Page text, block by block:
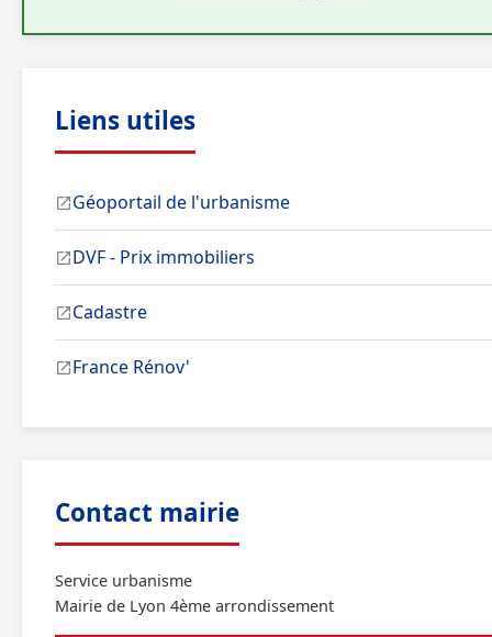
Liens utiles
Géoportail de l'urbanisme
DVF - Prix immobiliers
Cadastre
France Rénov'
Contact mairie
Service urbanisme
Mairie de Lyon 4ème arrondissement